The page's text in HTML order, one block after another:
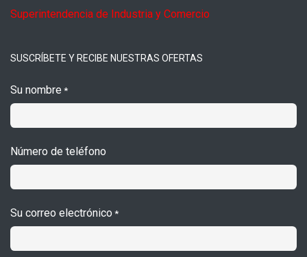
Superintendencia de Industria y Comercio
SUSCRÍBETE Y RECIBE NUESTRAS OFERTAS
Su nombre *
Número de teléfono
Su correo electrónico *